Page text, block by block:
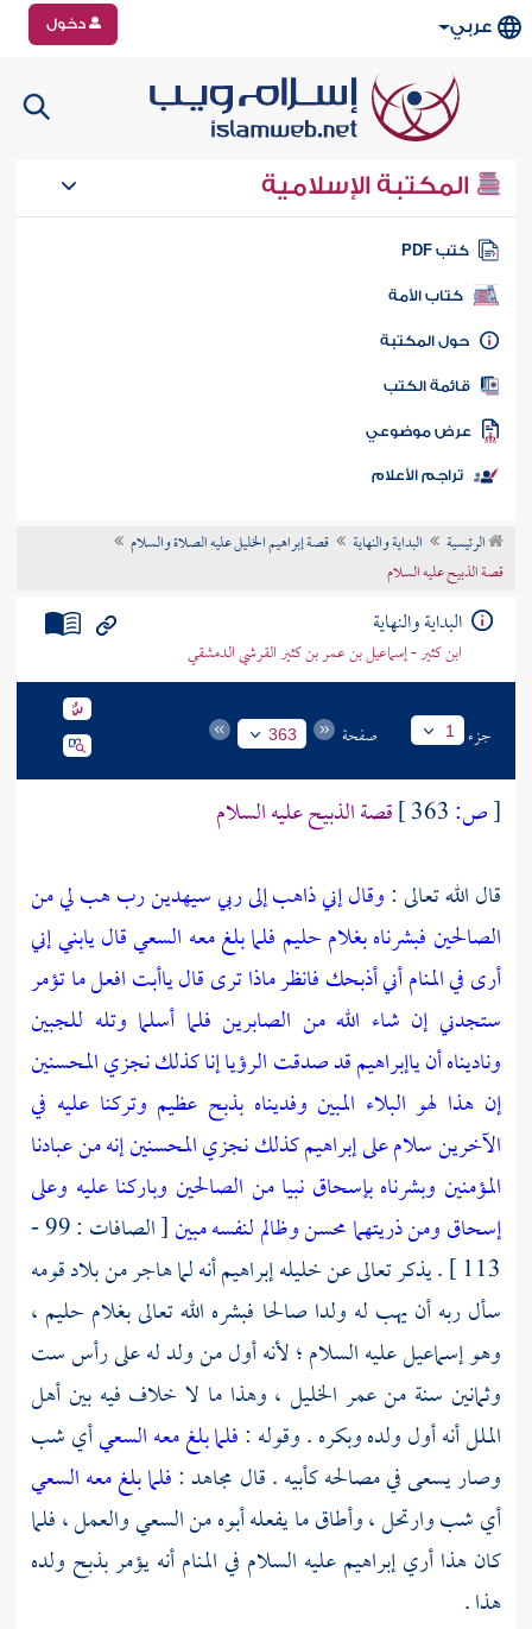
عربي دخول
المكتبة الإسلامية
كتب PDF
كتاب الأمة
المكتبة
الكتب
موضوعي
تراجم الأعلام
الرئيسية البداية والنهاية
قصة إبراهيم الخليل عليه الصلاة والسلام
قصة الذبيح عليه السلام
البداية والنهاية
ابن كثير - إسماعيل بن عمر بن كثير القرشي الدمشقي
جزء 1 صفحة 363
[ص:
قصة الذبيح عليه السلام
قال الله تعالى :وقال إني ذاهب إلى ربي سيهدين رب هب لي من
الصالحين فبشرناه بغلام حليم فلما بلغ معه السعي قال يابني إني
أرى في المنام أني أذبحك فانظر ماذا ترى قال ياأبت افعل ما تؤمر
ستجدني إن شاء الله من الصابرين فلما أسلما وتله للجبين
وناديناه أن ياإبراهيم قد صدقت الرؤيا إنا كذلك نجزي المحسنين
إن هذا لهو البلاء المبين وفديناه بذبح عظيم وتركنا عليه في
الآخرين سلام على إبراهيم كذلك نجزي المحسنين إنه من عبادنا
المؤمنين وبشرناه بإسحاق نبيا من الصالحين وباركنا عليه وعلى
إسحاق ومن ذريتهما محسن وظالم لنفسه مبين
[ الصافات : 99 -
113 ] . يذكر تعالى عن خليله
إبراهيمأنه لما هاجر من بلاد قومه
سأل ربه أن يهب له ولدا صالحا فبشره الله تعالى بغلام حليم ،
وهوإسماعيلعليه السلام ؛ لأنه أول من ولد له على رأس ست
وثمانين سنة من عمر الخليل ، وهذا ما لا خلاف فيه بين أهل
الملل أنه أول ولده وبكره . وقوله :فلما بلغ معه السعيأي شب
وصار يسعى في مصالحه كأبيه . قال مجاهد:فلما بلغ معه السعي
أي شب وارتحل ، وأطاق ما يفعله أبوه من السعي والعمل ، فلما
كان هذا أريإبراهيمعليه السلام في المنام أنه يؤمر بذبح ولده
هذا .